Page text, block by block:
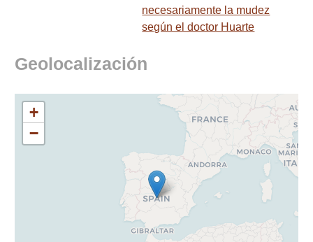
necesariamente la mudez
según el doctor Huarte
Geolocalización
+
−